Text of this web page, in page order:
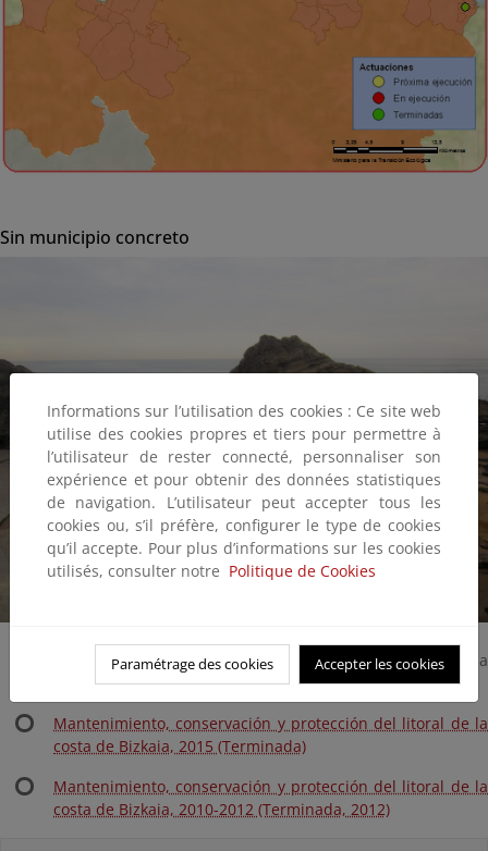
Sin municipio concreto
Mantenimiento, conservación y protección del litoral de la
costa de Bizkaia, 2016 (En ejecución)
Mantenimiento, conservación y protección del litoral de la
costa de Bizkaia, 2015 (Terminada)
Mantenimiento, conservación y protección del litoral de la
costa de Bizkaia, 2010-2012 (Terminada, 2012)
Informations sur l’utilisation des cookies : Ce site web
utilise des cookies propres et tiers pour permettre à
l’utilisateur de rester connecté, personnaliser son
expérience et pour obtenir des données statistiques
de navigation. L’utilisateur peut accepter tous les
cookies ou, s’il préfère, configurer le type de cookies
qu’il accepte. Pour plus d’informations sur les cookies
utilisés, consulter notre Politique de Cookies
Paramétrage des cookies Accepter les cookies